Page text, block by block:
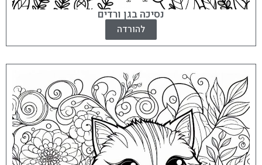
נסיכה בגן ורדים
להורדה